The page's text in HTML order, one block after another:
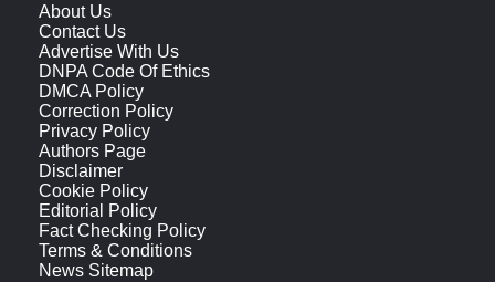
About Us
Contact Us
Advertise With Us
DNPA Code Of Ethics
DMCA Policy
Correction Policy
Privacy Policy
Authors Page
Disclaimer
Cookie Policy
Editorial Policy
Fact Checking Policy
Terms & Conditions
News Sitemap